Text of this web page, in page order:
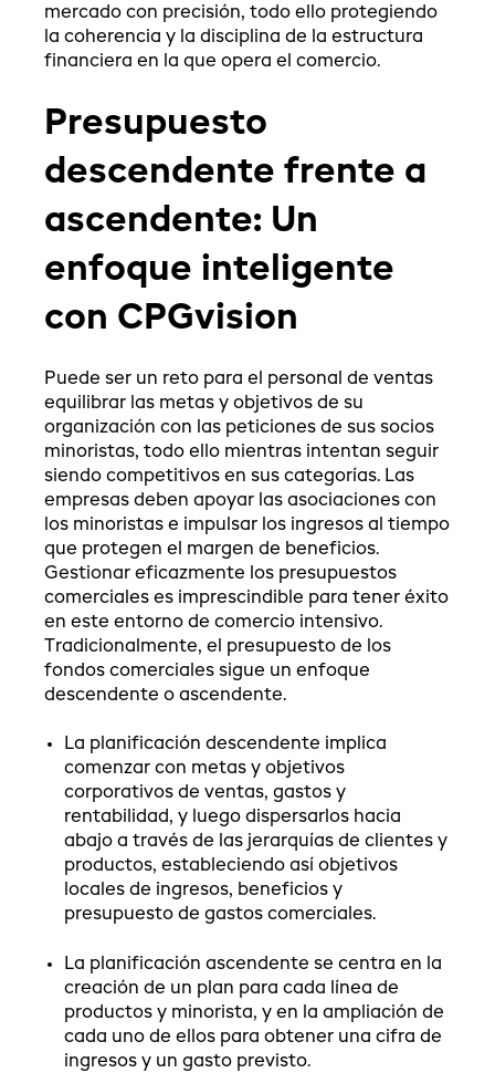
mercado con precisión, todo ello protegiendo
la coherencia y la disciplina de la estructura
financiera en la que opera el comercio.
Presupuesto
descendente frente a
ascendente: Un
enfoque inteligente
con CPGvision
Puede ser un reto para el personal de ventas
equilibrar las metas y objetivos de su
organización con las peticiones de sus socios
minoristas, todo ello mientras intentan seguir
siendo competitivos en sus categorías. Las
empresas deben apoyar las asociaciones con
los minoristas e impulsar los ingresos al tiempo
que protegen el margen de beneficios.
Gestionar eficazmente los presupuestos
comerciales es imprescindible para tener éxito
en este entorno de comercio intensivo.
Tradicionalmente, el presupuesto de los
fondos comerciales sigue un enfoque
descendente o ascendente.
La planificación descendente implica
comenzar con metas y objetivos
corporativos de ventas, gastos y
rentabilidad, y luego dispersarlos hacia
abajo a través de las jerarquías de clientes y
productos, estableciendo así objetivos
locales de ingresos, beneficios y
presupuesto de gastos comerciales.
La planificación ascendente se centra en la
creación de un plan para cada línea de
productos y minorista, y en la ampliación de
cada uno de ellos para obtener una cifra de
ingresos y un gasto previsto.